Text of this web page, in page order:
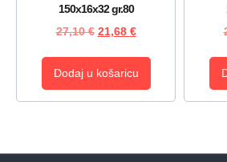
150x16x32 gr.80
27,10€ 21,68 €
Dodaj u košaricu